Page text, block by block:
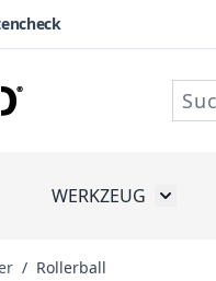
submenu for
WERKZEUG
/ Rollerball